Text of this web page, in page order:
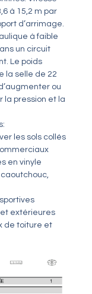
à 15,2 m par
d’arrimage.
à faible
un circuit
Le poids
la selle de 22
ou
la pression et la
les sols collés
en vinyle
extérieures
de toiture et